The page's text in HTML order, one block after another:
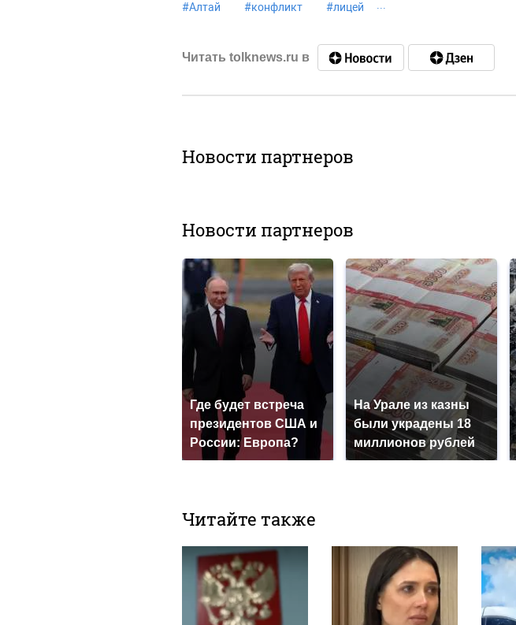
#Алтай #конфликт #лицей
Читать tolknews.ru в
Новости партнеров
Новости партнеров
Где будет встреча
президентов США и
России: Европа?
На Урале из казны
были украдены 18
миллионов рублей
Читайте также